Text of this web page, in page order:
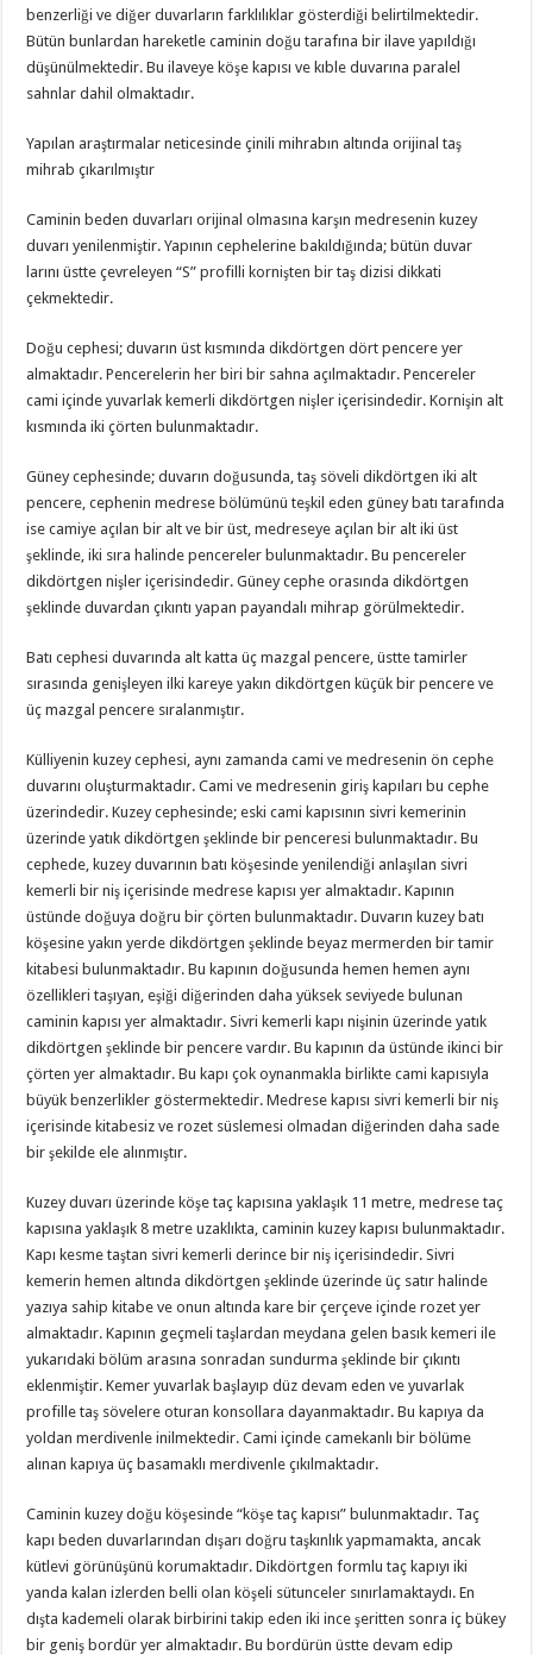
benzerliği ve diğer duvarların farklılıklar gösterdiği belirtilmektedir.
Bütün bunlardan hareketle caminin doğu tarafına bir ilave yapıldığı
düşünülmektedir. Bu ilaveye köşe kapısı ve kıble duvarına paralel
sahnlar dahil olmaktadır.
Yapılan araştırmalar neticesinde çinili mihrabın altında orijinal taş
mihrab çıkarılmıştır
Caminin beden duvarları orijinal olmasına karşın medresenin kuzey
duvarı yenilenmiştir. Yapının cephelerine bakıldığında; bütün duvar
larını üstte çevreleyen “S” profilli kornişten bir taş dizisi dikkati
çekmektedir.
Doğu cephesi; duvarın üst kısmında dikdörtgen dört pencere yer
almaktadır. Pencerelerin her biri bir sahna açılmaktadır. Pencereler
cami içinde yuvarlak kemerli dikdörtgen nişler içerisindedir. Kornişin alt
kısmında iki çörten bulunmaktadır.
Güney cephesinde; duvarın doğusunda, taş söveli dikdörtgen iki alt
pencere, cephenin medrese bölümünü teşkil eden güney batı tarafında
ise camiye açılan bir alt ve bir üst, medreseye açılan bir alt iki üst
şeklinde, iki sıra halinde pencereler bulunmaktadır. Bu pencereler
dikdörtgen nişler içerisindedir. Güney cephe orasında dikdörtgen
şeklinde duvardan çıkıntı yapan payandalı mihrap görülmektedir.
Batı cephesi duvarında alt katta üç mazgal pencere, üstte tamirler
sırasında genişleyen ilki kareye yakın dikdörtgen küçük bir pencere ve
üç mazgal pencere sıralanmıştır.
Külliyenin kuzey cephesi, aynı zamanda cami ve medresenin ön cephe
duvarını oluşturmaktadır. Cami ve medresenin giriş kapıları bu cephe
üzerindedir. Kuzey cephesinde; eski cami kapısının sivri kemerinin
üzerinde yatık dikdörtgen şeklinde bir penceresi bulunmaktadır. Bu
cephede, kuzey duvarının batı köşesinde yenilendiği anlaşılan sivri
kemerli bir niş içerisinde medrese kapısı yer almaktadır. Kapının
üstünde doğuya doğru bir çörten bulunmaktadır. Duvarın kuzey batı
köşesine yakın yerde dikdörtgen şeklinde beyaz mermerden bir tamir
kitabesi bulunmaktadır. Bu kapının doğusunda hemen hemen aynı
özellikleri taşıyan, eşiği diğerinden daha yüksek seviyede bulunan
caminin kapısı yer almaktadır. Sivri kemerli kapı nişinin üzerinde yatık
dikdörtgen şeklinde bir pencere vardır. Bu kapının da üstünde ikinci bir
çörten yer almaktadır. Bu kapı çok oynanmakla birlikte cami kapısıyla
büyük benzerlikler göstermektedir. Medrese kapısı sivri kemerli bir niş
içerisinde kitabesiz ve rozet süslemesi olmadan diğerinden daha sade
bir şekilde ele alınmıştır.
Kuzey duvarı üzerinde köşe taç kapısına yaklaşık 11 metre, medrese taç
kapısına yaklaşık 8 metre uzaklıkta, caminin kuzey kapısı bulunmaktadır.
Kapı kesme taştan sivri kemerli derince bir niş içerisindedir. Sivri
kemerin hemen altında dikdörtgen şeklinde üzerinde üç satır halinde
yazıya sahip kitabe ve onun altında kare bir çerçeve içinde rozet yer
almaktadır. Kapının geçmeli taşlardan meydana gelen basık kemeri ile
yukarıdaki bölüm arasına sonradan sundurma şeklinde bir çıkıntı
eklenmiştir. Kemer yuvarlak başlayıp düz devam eden ve yuvarlak
profille taş sövelere oturan konsollara dayanmaktadır. Bu kapıya da
yoldan merdivenle inilmektedir. Cami içinde camekanlı bir bölüme
alınan kapıya üç basamaklı merdivenle çıkılmaktadır.
Caminin kuzey doğu köşesinde “köşe taç kapısı” bulunmaktadır. Taç
kapı beden duvarlarından dışarı doğru taşkınlık yapmamakta, ancak
kütlevi görünüşünü korumaktadır. Dikdörtgen formlu taç kapıyı iki
yanda kalan izlerden belli olan köşeli sütunceler sınırlamaktaydı. En
dışta kademeli olarak birbirini takip eden iki ince şeritten sonra iç bükey
bir geniş bordür yer almaktadır. Bu bordürün üstte devam edip